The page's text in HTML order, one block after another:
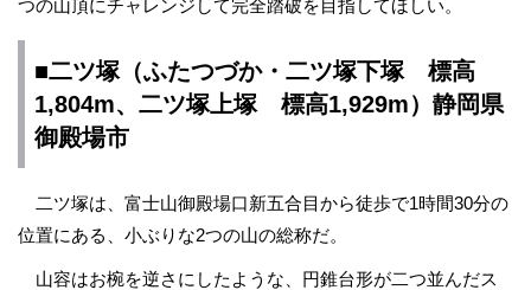
つの山頂にチャレンジして完全踏破を目指してほしい。
■二ツ塚（ふたつづか・二ツ塚下塚 標高
1,804m、二ツ塚上塚 標高1,929m）​​静岡県
御殿場市
二ツ塚は、富士山御殿場口新五合目から徒歩で1時間30分の
位置にある、小ぶりな2つの山の総称だ。
山容はお椀を逆さにしたような、円錐台形が二つ並んだス